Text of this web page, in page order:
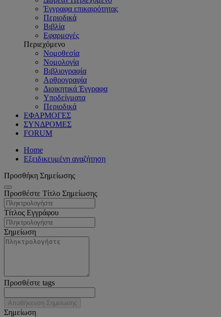
Έγγραφα επικαιρότητας
Περιοδικά
Βιβλία
Εφαρμογές
Περιεχόμενο
Νομοθεσία
Νομολογία
Βιβλιογραφία
Αρθρογραφία
Διοικητικά Έγγραφα
Υποδείγματα
Περιοδικά
ΕΦΑΡΜΟΓΕΣ
ΣΥΝΔΡΟΜΕΣ
FORUM
Home
Εξειδικευμένη αναζήτηση
Προσθήκη Σημείωσης
Προσθέστε Τίτλο Σημείωσης
Τίτλος Εγγράφου
Σημείωση
Προσθέστε tags
Αποθήκευση Σημείωσης
Σημείωση